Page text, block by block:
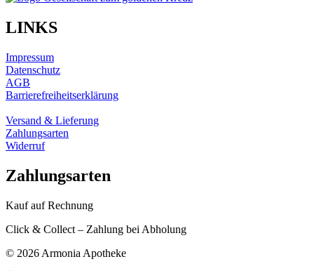
LINKS
Impressum
Datenschutz
AGB
Barrierefreiheitserklärung
Versand & Lieferung
Zahlungsarten
Widerruf
Zahlungsarten
Kauf auf Rechnung
Click & Collect – Zahlung bei Abholung
© 2026 Armonia Apotheke